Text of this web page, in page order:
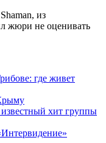
из
жюри не оценивать
где живет
хит группы